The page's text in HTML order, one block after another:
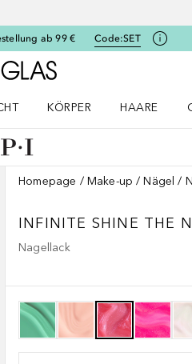
ab 99 € Code:SET
Zur Douglas Startseite
KÖRPER
HAARE
Homepage Make-up Nägel
INFINITE SHINE THE
Nagellack